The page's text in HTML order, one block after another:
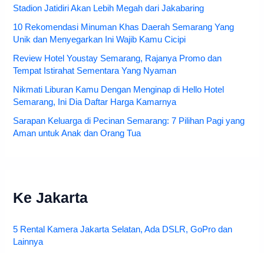
Stadion Jatidiri Akan Lebih Megah dari Jakabaring
10 Rekomendasi Minuman Khas Daerah Semarang Yang
Unik dan Menyegarkan Ini Wajib Kamu Cicipi
Review Hotel Youstay Semarang, Rajanya Promo dan
Tempat Istirahat Sementara Yang Nyaman
Nikmati Liburan Kamu Dengan Menginap di Hello Hotel
Semarang, Ini Dia Daftar Harga Kamarnya
Sarapan Keluarga di Pecinan Semarang: 7 Pilihan Pagi yang
Aman untuk Anak dan Orang Tua
Ke Jakarta
5 Rental Kamera Jakarta Selatan, Ada DSLR, GoPro dan
Lainnya